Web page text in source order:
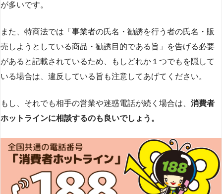
が多いです​​。
また、特商法では「事業者の氏名・勧誘を行う者の氏名・販
売しようとしている商品・勧誘目的である旨」を告げる必要
があると記載されているため、もしどれか１つでもを隠して
いる場合は、違反している旨も注意してあげてください。
もし、それでも相手の営業や迷惑電話が続く場合は、 消費者
ホットラインに相談するのも良いでしょう。